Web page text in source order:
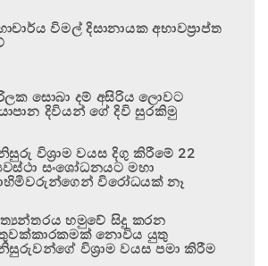
විමල් දිසානායක අභාවප්‍රාප්ත
සොබා දම් අසිරිය ලොවට
දිවියන් ගේ දිවි සුරකිමු
විශ්‍රාම වයස දිගු කිරීමේ 22
සංශෝධනයට මහා
විරෝධයක් නෑ
හමුවේ සිදු කරන
නොවිය යුතු
විශ්‍රාම වයස පමා කිරීම